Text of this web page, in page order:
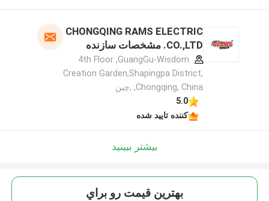
CHONGQING RAMS ELECTRIC
CO.,LTD. مشخصات سازنده
4th Floor ,GuangGu-Wisdom
Creation Garden,Shapingpa District,
Chongqing, China, ,چین
5.0
کننده تایید شده
بیشتر ببینید
بهترين قيمت رو براي